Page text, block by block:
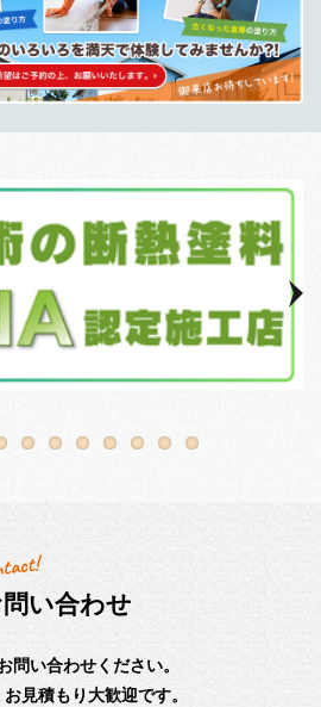
い合わせ
問い合わせください。
見積もり大歓迎です。